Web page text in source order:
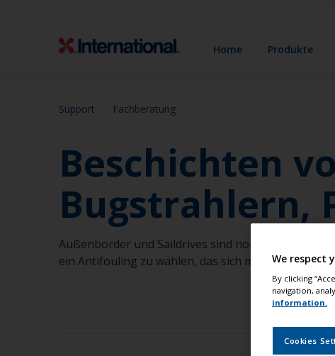
Home Produkte
Support Fachberatung
Beschichten
Bugstrahlern,
Außenborder und Saildrives sind normalerweise
ein Antifouling zu wählen, das sich mit demWe respect
By clicking
navigation,
information.
Cookies